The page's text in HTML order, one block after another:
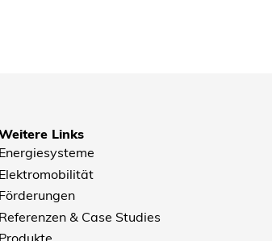
Links
Energiesysteme
Elektromobilität
Förderungen
Referenzen & Case Studies
Produkte